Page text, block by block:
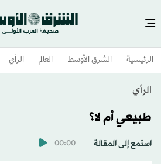
الرئيسية الشرق الأوسط​ العالم الرأي
الرأي
طبيعي أم لا؟
استمع إلى المقالة 00:00